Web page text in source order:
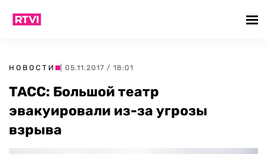
НОВОСТИ | 05.11.2017 / 18:01
ТАСС: Большой театр
эвакуировали из-за угрозы
взрыва